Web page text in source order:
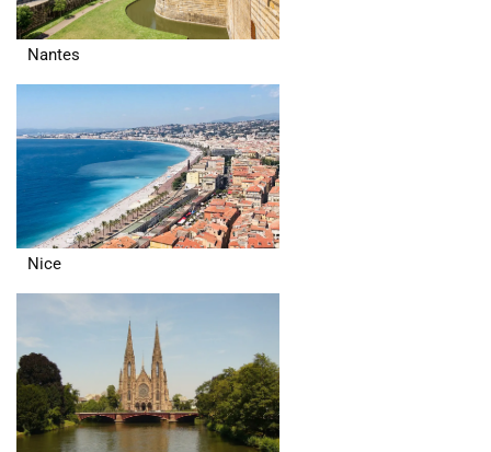
Nantes
Nice